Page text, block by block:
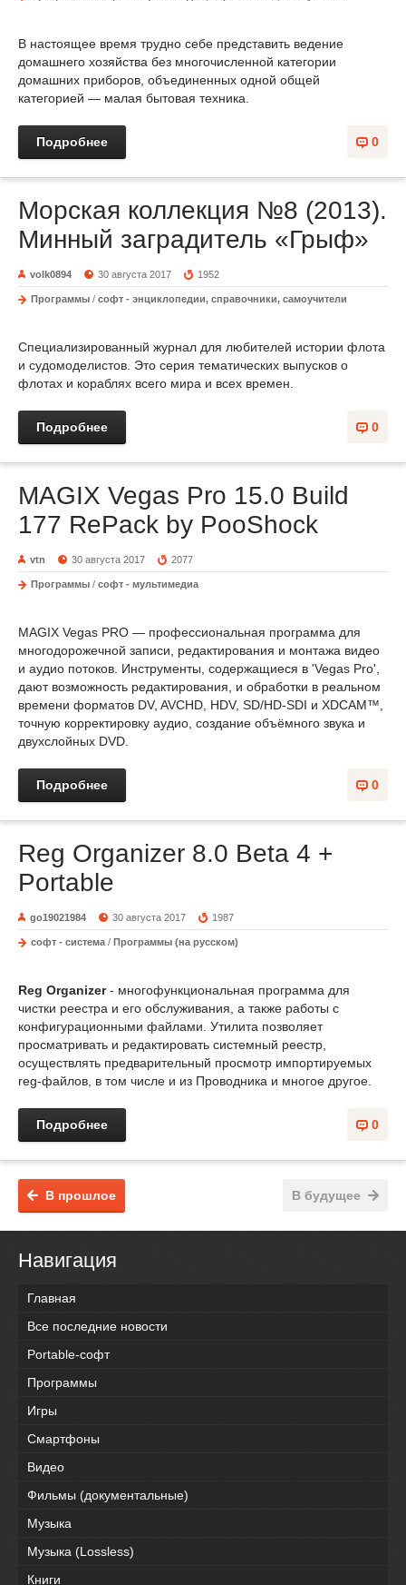
В настоящее время трудно себе представить ведение
домашнего хозяйства без многочисленной категории
домашних приборов, объединенных одной общей
категорией — малая бытовая техника.
0
Подробнее
Морская коллекция №8 (2013).
Минный заградитель «Грыф»
volk0894 30 августа 2017 1952
Программы / софт - энциклопедии, справочники, самоучители
Специализированный журнал для любителей истории флота
и судомоделистов. Это серия тематических выпусков о
флотах и кораблях всего мира и всех времен.
0
Подробнее
MAGIX Vegas Pro 15.0 Build
177 RePack by PooShock
vtn 30 августа 2017 2077
Программы / софт - мультимедиа
MAGIX Vegas PRO — профессиональная программа для
многодорожечной записи, редактирования и монтажа видео
и аудио потоков. Инструменты, содержащиеся в 'Vegas Pro',
дают возможность редактирования, и обработки в реальном
времени форматов DV, AVCHD, HDV, SD/HD-SDI и XDCAM™,
точную корректировку аудио, создание объёмного звука и
двухслойных DVD.
0
Подробнее
Reg Organizer 8.0 Beta 4 +
Portable
go19021984 30 августа 2017 1987
софт - система / Программы (на русском)
Reg Organizer- многофункциональная программа для
чистки реестра и его обслуживания, а также работы с
конфигурационными файлами. Утилита позволяет
просматривать и редактировать системный реестр,
осуществлять предварительный просмотр импортируемых
reg-файлов, в том числе и из Проводника и многое другое.
0
Подробнее
В будущее
В прошлое
Навигация
Главная
Все последние новости
Portable-софт
Программы
Игры
Смартфоны
Видео
Фильмы (документальные)
Музыка
Музыка (Lossless)
Книги